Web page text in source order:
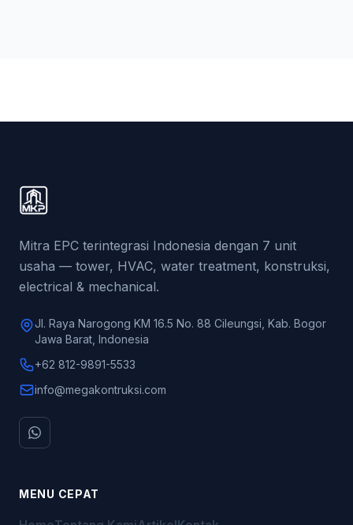
Mitra EPC terintegrasi Indonesia dengan 7 unit
usaha — tower, HVAC, water treatment, konstruksi,
electrical & mechanical.
Jl. Raya Narogong KM 16.5 No. 88 Cileungsi, Kab. Bogor
Jawa Barat, Indonesia
+62 812-9891-5533
info@megakontruksi.com
MENU CEPAT